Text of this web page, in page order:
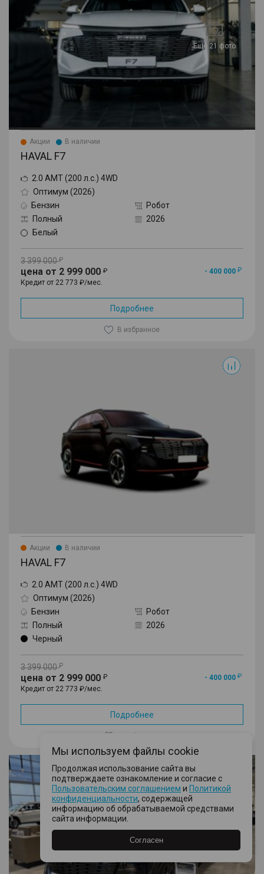
Еще 21 фото
Акции В наличии
HAVAL F7
2.0 AMT (200 л.с.) 4WD
Оптимум (2026)
Бензин
Робот
Полный
2026
Белый
3 399 000
цена от 2 999 000
- 400 000
Кредит от 22 773 ₽/мес.
Подробнее
В избранное
Акции В наличии
HAVAL F7
2.0 AMT (200 л.с.) 4WD
Оптимум (2026)
Бензин
Робот
Полный
2026
Черный
3 399 000
цена от 2 999 000
- 400 000
Кредит от 22 773 ₽/мес.
Подробнее
В избранное
F7
Мы используем файлы cookie
Продолжая использование сайта вы
подтверждаете ознакомление и согласие с
Пользовательским соглашением и Политикой
конфиденциальности, содержащей
информацию об обрабатываемой средствами
сайта информации.
Согласен